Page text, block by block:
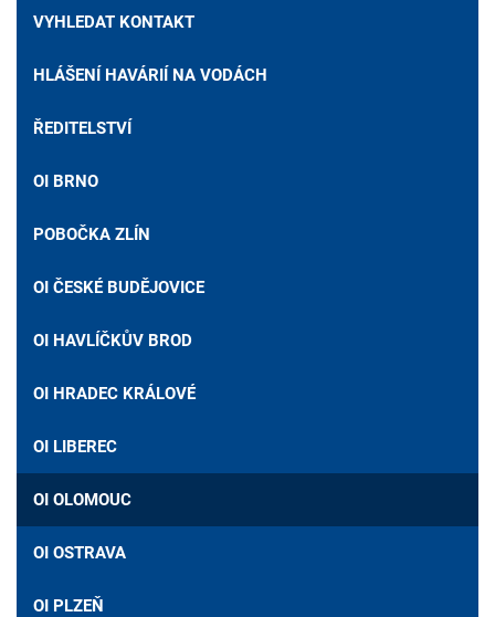
VYHLEDAT KONTAKT
HLÁŠENÍ HAVÁRIÍ NA VODÁCH
ŘEDITELSTVÍ
OI BRNO
POBOČKA ZLÍN
OI ČESKÉ BUDĚJOVICE
OI HAVLÍČKŮV BROD
OI HRADEC KRÁLOVÉ
OI LIBEREC
OI OLOMOUC
OI OSTRAVA
OI PLZEŇ